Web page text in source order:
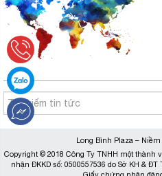
Long Bình Plaza –
Copyright © 2018 Công Ty TNHH một
nhận ĐKKD số: 0500557536 do Sở KH &